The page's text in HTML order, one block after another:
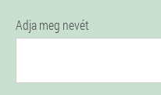
Adja meg nevét